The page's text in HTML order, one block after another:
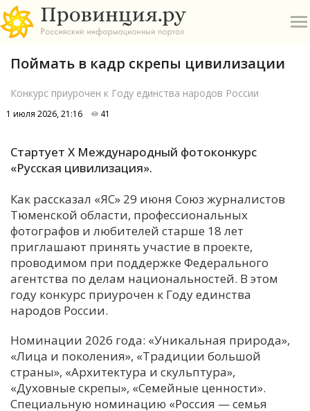
Б
В
И
П
Р
Поймать в кадр скрепы цивилизации
Конкурс приурочен к Году единства народов России
1 июля 2026, 21:16 41
Стартует X Международный фотоконкурс
«Русская цивилизация».
Как рассказал «ЯС» 29 июня Союз журналистов
Тюменской области, профессиональных
фотографов и любителей старше 18 лет
приглашают принять участие в проекте,
проводимом при поддержке Федерального
агентства по делам национальностей. В этом
году конкурс приурочен к Году единства
народов России.
Номинации 2026 года: «Уникальная природа»,
«Лица и поколения», «Традиции большой
страны», «Архитектура и скульптура»,
«Духовные скрепы», «Семейные ценности».
Специальную номинацию «Россия — семья